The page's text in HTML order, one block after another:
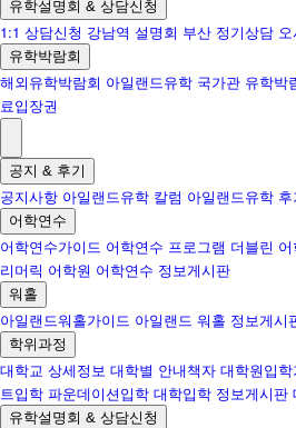
유학설명회 & 상담신청
1:1 상담신청 강남역 설명회 부산 정기상담
유학박람회
해외유학박람회 아일랜드유학 국가관 유학박
료입장권
공지 & 후기
공지사항 아일랜드유학 칼럼 아일랜드유학 후
어학연수
어학연수가이드 어학연수 프로그램 더블린 어
리머릭 어학원 어학연수 정보게시판
워홀
아일랜드워홀가이드 아일랜드 워홀 정보게시
학위과정
대학교 상세정보 대학별 안내책자 대학원입
트입학 파운데이션입학 대학입학 정보게시판
유학설명회 & 상담신청